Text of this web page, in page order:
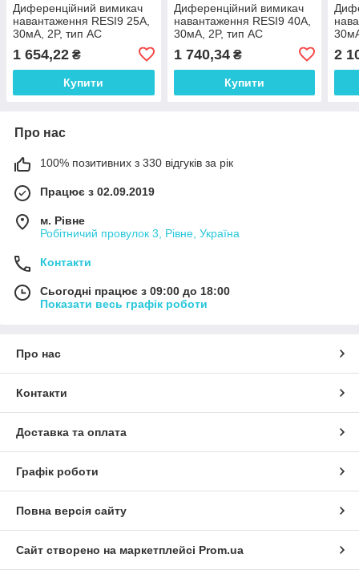
Диференційний вимикач
навантаження RESI9 25A,
30мA, 2P, тип АС
1 654,22 ₴
Купити
Диференційний вимикач
навантаження RESI9 40A,
30мA, 2P, тип АС
1 740,34₴
Купити
2
Про нас
100% позитивних з 330 відгуків за рік
Працює з 02.09.2019
м. Рівне
Робітничий провулок 3, Рівне, Україна
Контакти
Сьогодні працює з 09:00 до 18:00
Показати весь графік роботи
Про нас
Контакти
Доставка та оплата
Графік роботи
Повна версія сайту
Сайт створено на маркетплейсі Prom.ua